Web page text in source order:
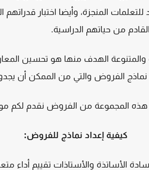
للتعلمات المنجزة، وأيضا اختبار
من حياتهم الدراسية.
الهدف منها هو تحسين
الفروض والتي من الممكن أن
هذه المجموعة من الفروض نقدم
كيفية إعداد نماذج للفروض:
الأساتذة والأستاذات تقييم أداء